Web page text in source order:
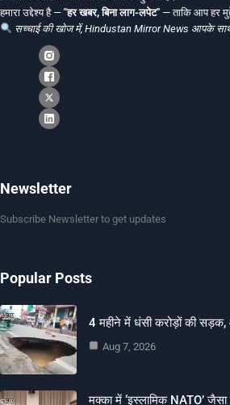
हमारा उद्देश्य है — "हर खबर, बिना लाग-लपेट" — ताकि आप हर
सच्चाई की खोज में, Hindustan Mirror News आपके
Newsletter
Subscribe Newsletter to get updates
Popular Posts
4 महीने में धंसी करोड़ों की
Aug 7, 2026
मक्का में ‘इस्लामिक NATO’ जैसा